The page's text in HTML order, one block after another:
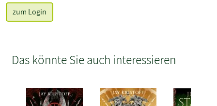
zum Login
Das könnte Sie auch interessieren